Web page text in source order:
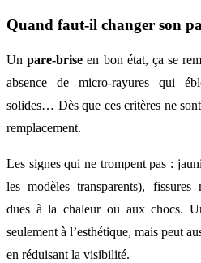
Quand faut-il changer son
Unpare-brise en bon état, ça se
absence de micro-rayures qui
solides… Dès que ces critères ne
remplacement.
Les signes qui ne trompent pas :
les modèles transparents), fissures
dues à la chaleur ou aux chocs.
seulement à l’esthétique, mais peut
en réduisant la visibilité.